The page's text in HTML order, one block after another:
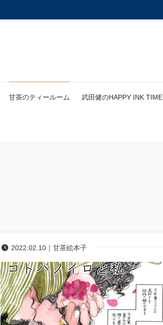
甘茶のティールーム 武田健のHAPPY INK TIME
2022.02.10｜甘茶絵本子